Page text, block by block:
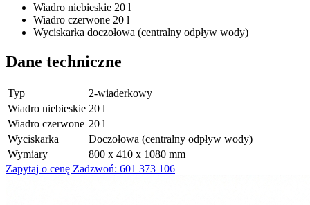
Wiadro niebieskie 20 l
Wiadro czerwone 20 l
Wyciskarka doczołowa (centralny odpływ wody)
Dane techniczne
Typ
2-wiaderkowy
Wiadro niebieskie 20 l
Wiadro czerwone 20 l
Wyciskarka
Doczołowa (centralny odpływ wody)
Wymiary
800 x 410 x 1080 mm
Zapytaj o cenę Zadzwoń: 601 373 106